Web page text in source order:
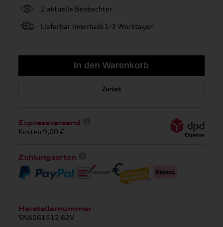
2 aktuelle Beobachter
Lieferbar innerhalb 1-3 Werktagen
Zurück
Expressversand
Kosten 9,00 €
Zahlungsarten
Herstellernummer
5NA061512 82V